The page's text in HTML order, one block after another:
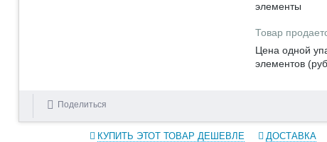
элементы
Товар
Цена одной
элементов
Поделиться
КУПИТЬ ЭТОТ ТОВАР ДЕШЕВЛЕ ДОСТАВКА